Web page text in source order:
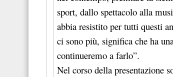
sport, dallo spettacolo alla
abbia resistito per tutti questi
ci sono più, significa che ha
continueremo a farlo”.
Nel corso della presentazione